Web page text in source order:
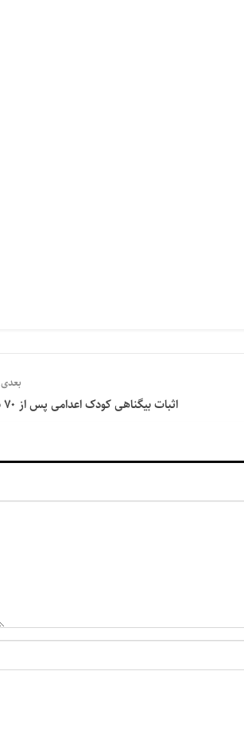
بعدی
اثبات بیگناهی کودک اعدامی پس از ۷۰ سال